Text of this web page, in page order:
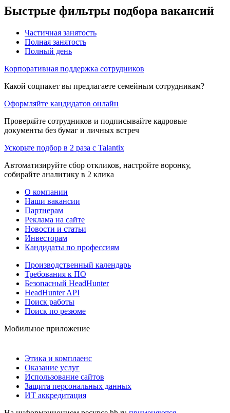
Быстрые фильтры подбора вакансий
Частичная занятость
Полная занятость
Полный день
Корпоративная поддержка сотрудников
Какой соцпакет вы предлагаете семейным сотрудникам?
Оформляйте кандидатов онлайн
Проверяйте сотрудников и подписывайте кадровые
документы без бумаг и личных встреч
Ускорьте подбор в 2 раза с Talantix
Автоматизируйте сбор откликов, настройте воронку,
собирайте аналитику в 2 клика
О компании
Наши вакансии
Партнерам
Реклама на сайте
Новости и статьи
Инвесторам
Кандидаты по профессиям
Производственный календарь
Требования к ПО
Безопасный HeadHunter
HeadHunter API
Поиск работы
Поиск по резюме
Мобильное приложение
Этика и комплаенс
Оказание услуг
Использование сайтов
Защита персональных данных
ИТ аккредитация